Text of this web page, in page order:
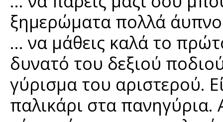
ξημερώματα πολλά
… να μάθεις καλά το
δυνατό του δεξιού
γύρισμα του αριστερού.
παλικάρι στα